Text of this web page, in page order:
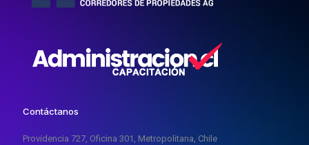
Contáctanos
Providencia 727, Oficina 301, Metropolitana, Chile